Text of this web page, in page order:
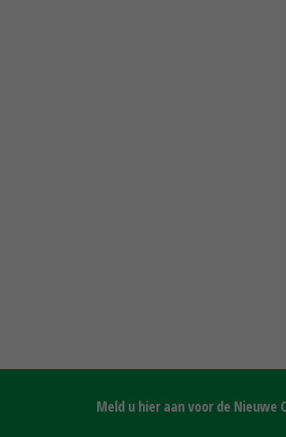
Meld u hier aan voor de